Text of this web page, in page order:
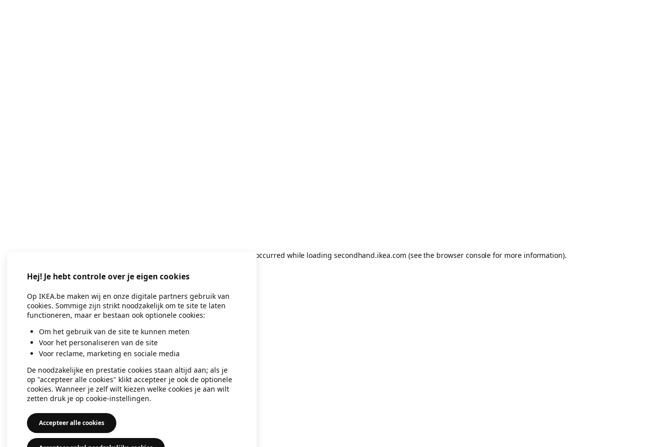
Application error: a client-side exception has occurred while loading secondhand.ikea.com (see the browser console for more information).
Hej! Je hebt controle over je eigen cookies
Op IKEA.be maken wij en onze digitale partners gebruik van
cookies. Sommige zijn strikt noodzakelijk om te site te laten
functioneren, maar er bestaan ook optionele cookies:
Om het gebruik van de site te kunnen meten
Voor het personaliseren van de site
Voor reclame, marketing en sociale media
De noodzakelijke en prestatie cookies staan altijd aan; als je
op "accepteer alle cookies" klikt accepteer je ook de optionele
cookies. Wanneer je zelf wilt kiezen welke cookies je aan wilt
zetten druk je op cookie-instellingen.
Accepteer alle cookies